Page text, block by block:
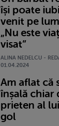
își poate
venit pe
„Nu este
visat”
ALINA NEDELCU -
01.04.2024
Am aflat că
înșală chiar
prieten al
gol